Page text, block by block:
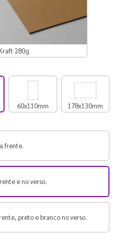
280g
60x110mm 178x130mm
frente.
e no verso.
preto e branco no verso.